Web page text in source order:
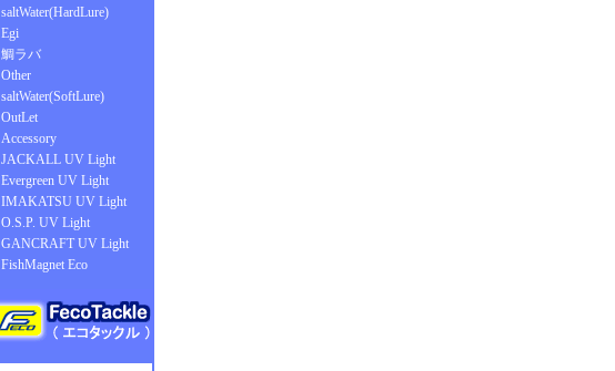
saltWater(HardLure)
Egi
鯛ラバ
Other
saltWater(SoftLure)
OutLet
Accessory
JACKALL UV Light
Evergreen UV Light
IMAKATSU UV Light
O.S.P. UV Light
GANCRAFT UV Light
FishMagnet Eco